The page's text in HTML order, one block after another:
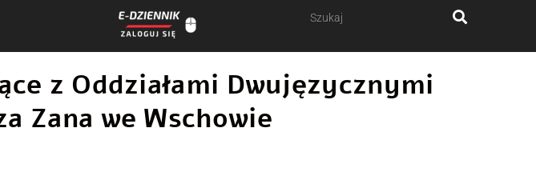
z Oddziałami Dwujęzycznymi
Zana we Wschowie